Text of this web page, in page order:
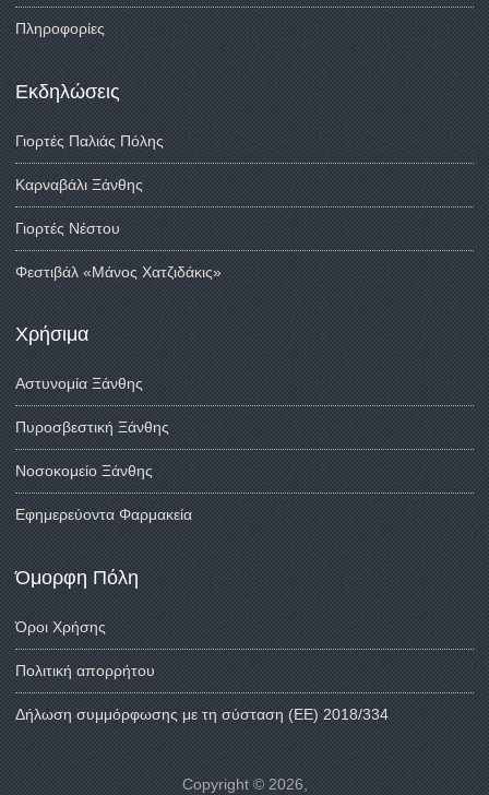
Πληροφορίες
Εκδηλώσεις
Γιορτές Παλιάς Πόλης
Καρναβάλι Ξάνθης
Γιορτές Νέστου
Φεστιβάλ «Μάνος Χατζιδάκις»
Χρήσιμα
Αστυνομία Ξάνθης
Πυροσβεστική Ξάνθης
Νοσοκομείο Ξάνθης
Εφημερεύοντα Φαρμακεία
Όμορφη Πόλη
Όροι Χρήσης
Πολιτική απορρήτου
Δήλωση συμμόρφωσης με τη σύσταση (ΕΕ) 2018/334
Copyright © 2026,